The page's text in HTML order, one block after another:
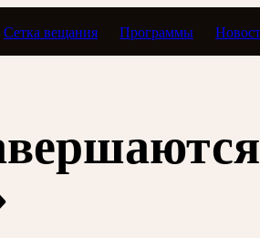
Сетка вещания Программы